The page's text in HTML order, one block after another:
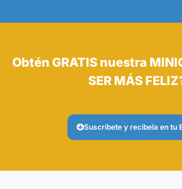
Obtén GRATIS nuestra
SER MÁS
Suscríbete y recíbela en tu